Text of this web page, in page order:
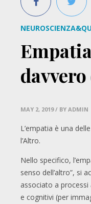
davvero
MAY 2, 2019 / BY ADMIN
L’empatia è una
l’Altro.
Nello specifico,
senso dell’altro”, si
associato a
e cognitivi (per